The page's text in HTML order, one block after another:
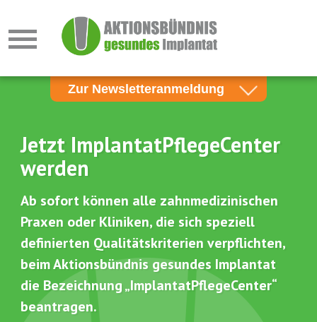
Newsletter für Zahnärzte
E-Mail*
Neu laden
Bitte geben Sie den Schriftzug ein!
Zur Newsletteranmeldung
Jetzt ImplantatPflegeCenter
werden
Ab sofort können alle zahnmedizinischen
Praxen oder Kliniken, die sich speziell
definierten Qualitätskriterien verpflichten,
beim Aktionsbündnis gesundes Implantat
die Bezeichnung „ImplantatPflegeCenter“
beantragen.